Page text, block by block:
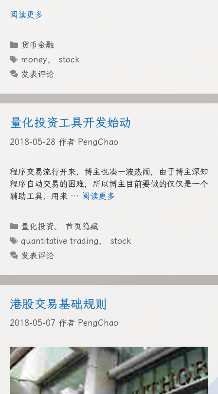
阅读更多
分
货币金融
标
签
money、 stock
发表评论
量化投资工具开发始动
2018-05-28 作者 PengChao
程序交易流行开来，博主也凑一波热闹，由于博主深知
程序自动交易的困难，所以博主目前要做的仅仅是一个
辅助工具，用来 … 阅读更多
分
量化投资、 首页隐藏
标
签
quantitative trading、 stock
发表评论
港股交易基础规则
2018-05-07 作者 PengChao